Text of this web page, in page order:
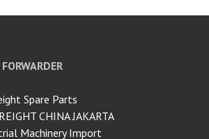
Spare Parts
CHINA JAKARTA
Machinery Import